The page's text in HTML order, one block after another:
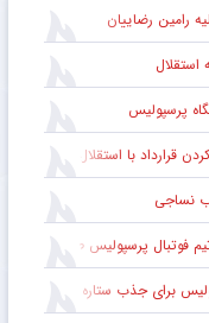
رامین رضاییان
پرسپولیس
قرارداد با استقلال
نساجی
پرسپولیس طی ۴۸ ساعت آینده
برای جذب ستاره محبوبش